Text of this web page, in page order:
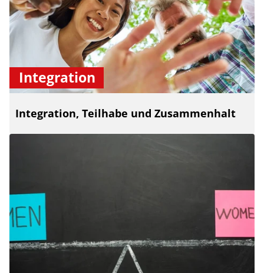
Integration
Integration, Teilhabe und Zusammenhalt